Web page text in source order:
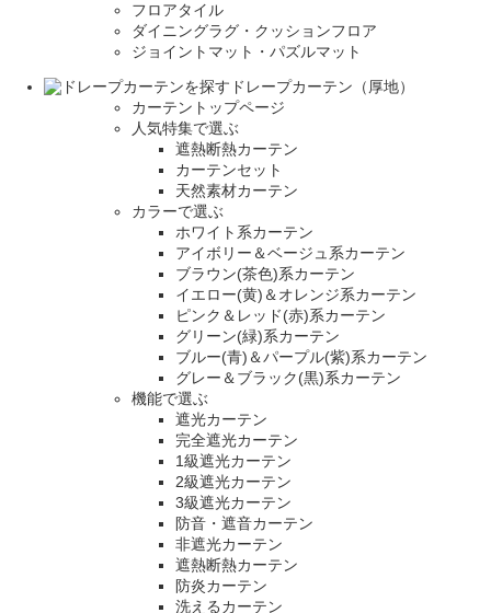
フロアタイル
ダイニングラグ・クッションフロア
ジョイントマット・パズルマット
ドレープカーテン（厚地）
カーテントップページ
人気特集で選ぶ
遮熱断熱カーテン
カーテンセット
天然素材カーテン
カラーで選ぶ
ホワイト系カーテン
アイボリー＆ベージュ系カーテン
ブラウン(茶色)系カーテン
イエロー(黄)＆オレンジ系カーテン
ピンク＆レッド(赤)系カーテン
グリーン(緑)系カーテン
ブルー(青)＆パープル(紫)系カーテン
グレー＆ブラック(黒)系カーテン
機能で選ぶ
遮光カーテン
完全遮光カーテン
1級遮光カーテン
2級遮光カーテン
3級遮光カーテン
防音・遮音カーテン
非遮光カーテン
遮熱断熱カーテン
防炎カーテン
洗えるカーテン